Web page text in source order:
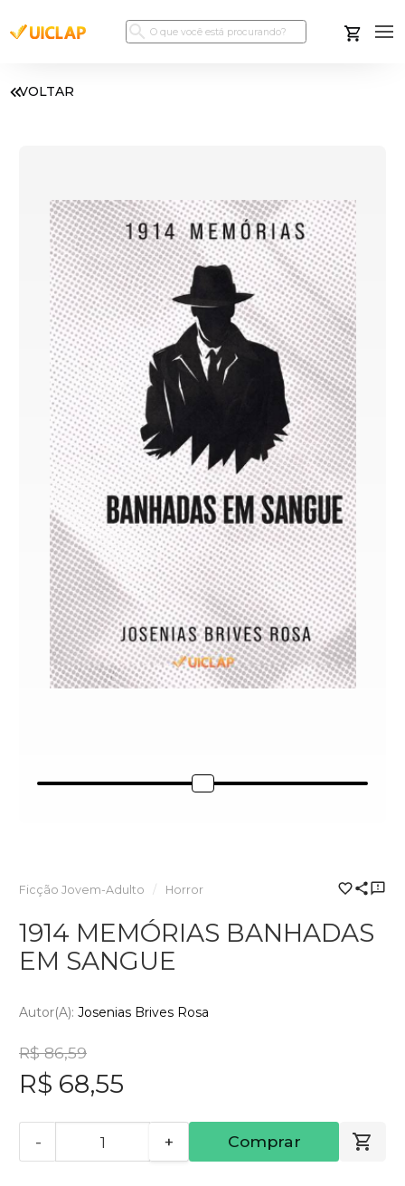
VOLTAR
Ficção Jovem-Adulto Horror
1914 MEMÓRIAS BANHADAS
EM SANGUE
Autor(a): Josenias Brives Rosa
R$ 86,59
R$ 68,55
- + Comprar